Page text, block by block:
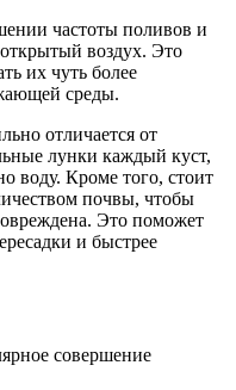
частоты поливов и
воздух. Это
их чуть более
среды.
отличается от
лунки каждый куст,
воду. Кроме того, стоит
почвы, чтобы
Это поможет
и быстрее
совершение